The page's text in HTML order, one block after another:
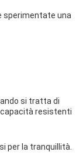
sperimentate una
si tratta di
capacità resistenti
per la tranquillità.